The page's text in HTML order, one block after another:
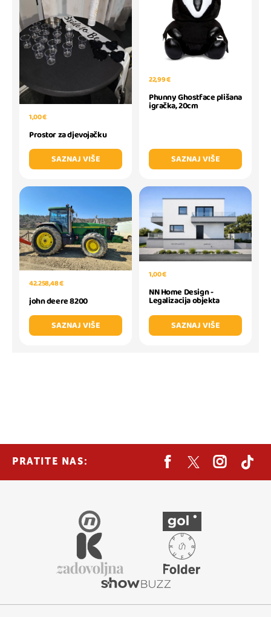
1,00 €
Prostor za djevojačku
SAZNAJ VIŠE
22,99 €
Phunny Ghostface plišana
igračka, 20cm
SAZNAJ VIŠE
42.258,48 €
john deere 8200
SAZNAJ VIŠE
1,00 €
NN Home Design -
Legalizacija objekta
SAZNAJ VIŠE
PRATITE NAS: